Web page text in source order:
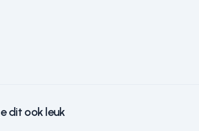
dit ook leuk